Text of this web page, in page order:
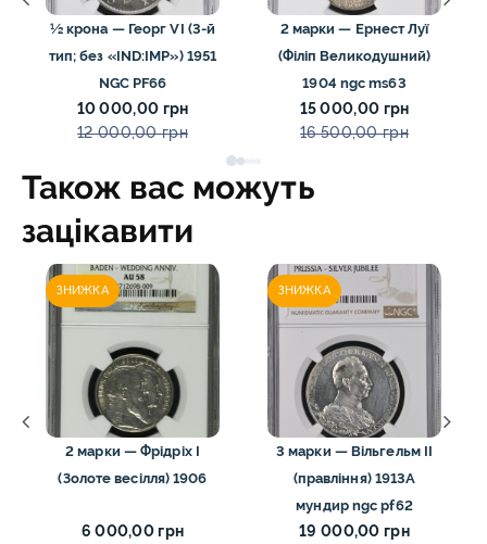
½ крона — Георг VI (3-й
тип; без «IND:IMP») 1951
NGC PF66
10 000,00 грн
12 000,00 грн
2 марки — Ернест Луї
(Філіп Великодушний)
1904 ngc ms63
15 000,00 грн
16 500,00 грн
Також вас можуть
зацікавити
ЗНИЖКА
2 марки — Фрідріх I
(Золоте весілля) 1906
6 000,00 грн
ЗНИЖКА
3 марки — Вільгельм II
(правління) 1913А
мундир ngc pf62
19 000,00 грн